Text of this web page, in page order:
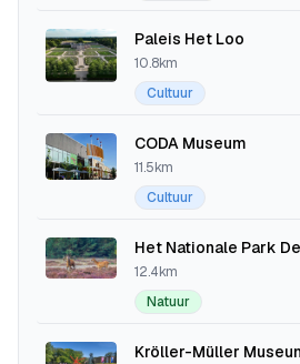
Paleis Het Loo
10.8km
Cultuur
CODA Museum
11.5km
Cultuur
Het Nationale Park
12.4km
Natuur
Kröller-Müller